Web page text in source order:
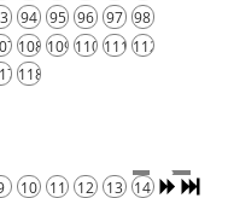
94 95 96 97
98
108 109 110 111 112
118
10 11 12 13
14